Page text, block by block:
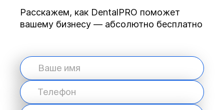
Расскажем, как DentalPRO поможет
вашему бизнесу — абсолютно бесплатно